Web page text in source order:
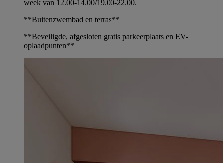
week van 12.00-14.00/19.00-22.00.
**Buitenzwembad en terras**
**Beveiligde, afgesloten gratis parkeerplaats en EV-
oplaadpunten**